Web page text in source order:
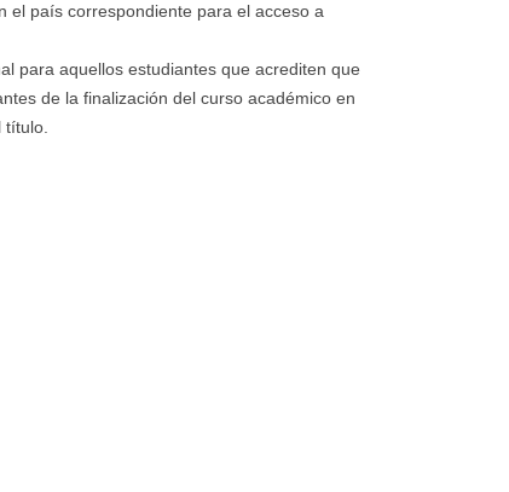
el país correspondiente para el acceso a
para aquellos estudiantes que acrediten que
de la finalización del curso académico en